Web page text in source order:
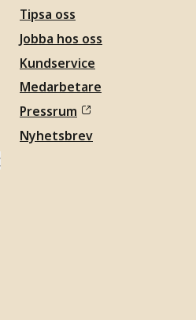
Tipsa oss
Jobba hos oss
Kundservice
Medarbetare
Pressrum
Nyhetsbrev